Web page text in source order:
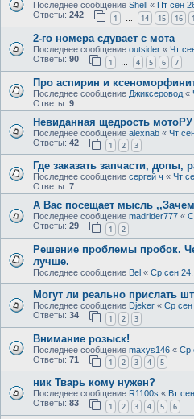
Последнее сообщение Shell « Пт сен
Ответы: 242 1 … 14 15 16
2-го номера сдувает с мота
Последнее сообщение outsider « Чт
Ответы: 90 1 … 4 5 6 7
Про аспирин и
Последнее сообщение Джиксеровод «
Ответы: 9
Невиданная щедрость мотоРУ
Последнее сообщение alexnab « Чт
Ответы: 42 1 2 3
Где заказать запчасти, допы,
Последнее сообщение сергей ч « Чт
Ответы: 7
А Вас посещает мысль
Последнее сообщение madrider777 «
Ответы: 29 1 2
Решение проблемы пробок.
лучше.
Последнее сообщение Bel « Ср сен
Могут ли реально прислать
Последнее сообщение Djeker « Ср сен
Ответы: 34 1 2 3
Внимание розыск!
Последнее сообщение maxys146 « Ср
Ответы: 71 1 2 3 4 5
ник Тварь кому нужен?
Последнее сообщение R1100s « Вт
Ответы: 83 1 2 3 4 5 6